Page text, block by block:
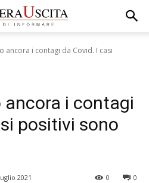
ancora i contagi da Covid. I casi
ancora i contagi
positivi sono
2021 0
0